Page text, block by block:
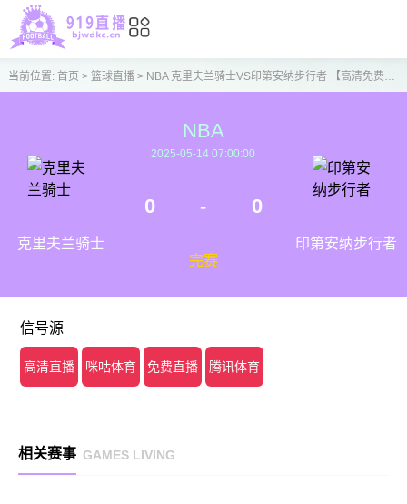
当前位置: 首页 > 篮球直播> NBA 克里夫兰骑士VS印第安纳步行者 【高清免费直播】
克里夫兰骑士
NBA
2025-05-14 07:00:00
0 - 0
完赛
印第安纳步行者
信号源
高清直播 咪咕体育 免费直播 腾讯体育
相关赛事 GAMES LIVING